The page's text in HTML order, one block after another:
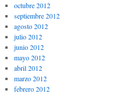
octubre 2012
septiembre 2012
agosto 2012
julio 2012
junio 2012
mayo 2012
abril 2012
marzo 2012
febrero 2012